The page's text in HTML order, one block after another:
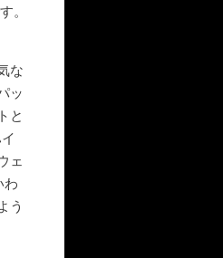
。
な
ッ
と
ェ
わ
う